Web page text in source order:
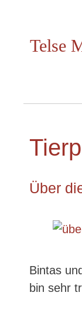
springenTelse
Über
Bintas
bin sehr